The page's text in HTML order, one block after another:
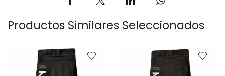
Productos Similares Seleccionados